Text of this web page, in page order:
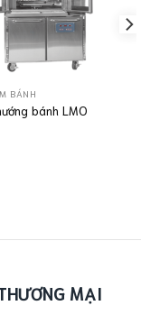
BÁNH
bánh LMO
MẠI